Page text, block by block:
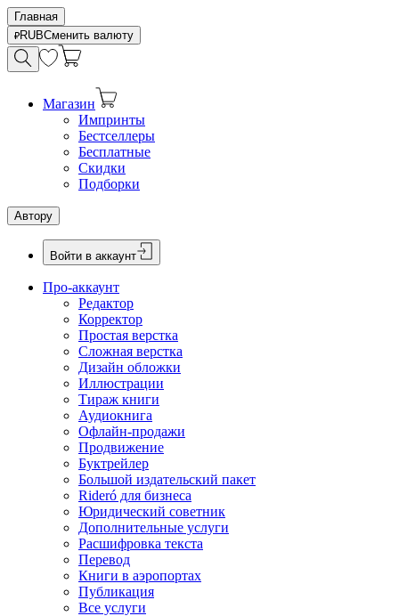
Главная
RUBСменить валюту
Магазин
Импринты
Бестселлеры
Бесплатные
Скидки
Подборки
Автору
Войти в аккаунт
Про-аккаунт
Редактор
Корректор
Простая верстка
Сложная верстка
Дизайн обложки
Иллюстрации
Тираж книги
Аудиокнига
Офлайн-продажи
Продвижение
Буктрейлер
Большой издательский пакет
Rideró для бизнеса
Юридический советник
Дополнительные услуги
Расшифровка текста
Перевод
Книги в аэропортах
Публикация
Все услуги